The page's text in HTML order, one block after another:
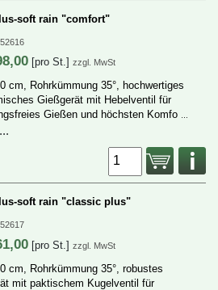
softrain"comfort"
[proSt.] zzgl.MwSt
…
...
softrain"classicplus"
[proSt.] zzgl.MwSt